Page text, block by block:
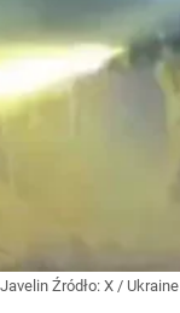
Javelin Źródło: X /